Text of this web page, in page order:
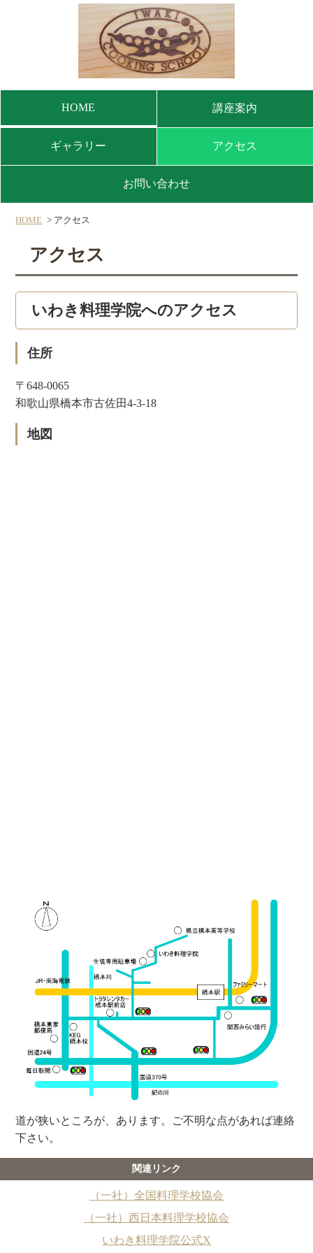
HOME 講座案内
ギャラリー アクセス
お問い合わせ
HOME アクセス
アクセス
いわき料理学院へのアクセス
住所
〒648-0065
和歌山県橋本市古佐田4-3-18
地図
道が狭いところが、あります。ご不明な点があれば連絡
下さい。
関連リンク
（一社）全国料理学校協会
（一社）西日本料理学校協会
いわき料理学院公式X